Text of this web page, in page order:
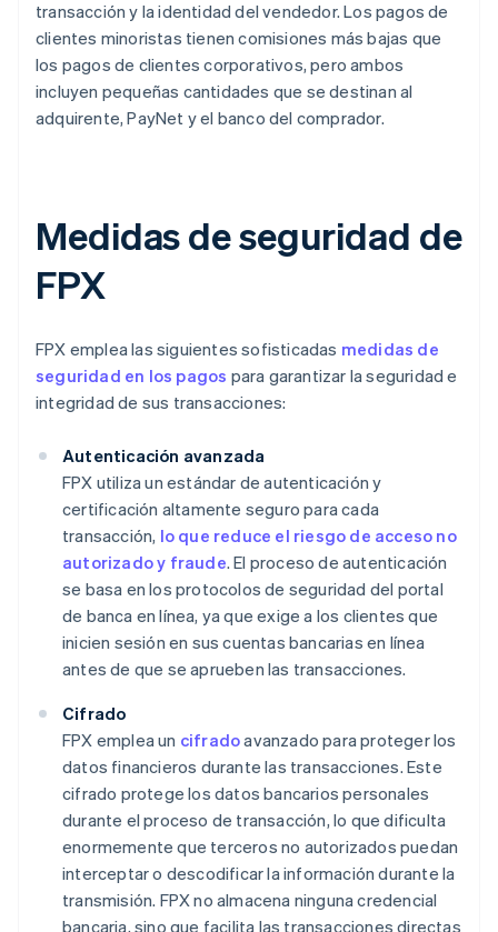
transacción y la identidad del vendedor. Los pagos de
clientes minoristas tienen comisiones más bajas que
los pagos de clientes corporativos, pero ambos
incluyen pequeñas cantidades que se destinan al
adquirente, PayNet y el banco del comprador.
Medidas de seguridad de
FPX
FPX emplea las siguientes sofisticadas medidas de
seguridad en los pagos para garantizar la seguridad e
integridad de sus transacciones:
Autenticación avanzada
FPX utiliza un estándar de autenticación y
certificación altamente seguro para cada
transacción, lo que reduce el riesgo de acceso no
autorizado y fraude. El proceso de autenticación
se basa en los protocolos de seguridad del portal
de banca en línea, ya que exige a los clientes que
inicien sesión en sus cuentas bancarias en línea
antes de que se aprueben las transacciones.
Cifrado
FPX emplea un cifradoavanzado para proteger los
datos financieros durante las transacciones. Este
cifrado protege los datos bancarios personales
durante el proceso de transacción, lo que dificulta
enormemente que terceros no autorizados puedan
interceptar o descodificar la información durante la
transmisión. FPX no almacena ninguna credencial
bancaria, sino que facilita las transacciones directas